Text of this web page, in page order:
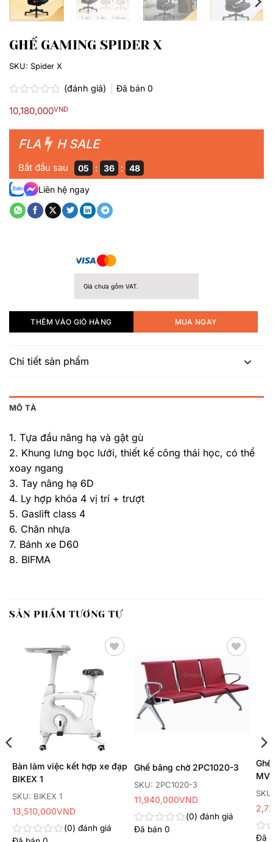
GHẾ GAMING SPIDER X
xếp
0.0
(đánh giá) Đã bán 0
10,180,000VND
FLA H SALE
Bắt đầu sau 05 : 36 : 47
Liên hệ ngay
Giá chưa gồm VAT.
THÊM VÀO GIỎ HÀNG MUA NGAY
SKU: Spider X
Chi tiết sản phẩm
MÔ TẢ
1. Tựa đầu nâng hạ và gật gù
2. Khung lưng bọc lưới, thiết kế công thái học, có thể
xoay ngang
3. Tay nâng hạ 6D
4. Ly hợp khóa 4 vị trí + trượt
5. Gaslift class 4
6. Chân nhựa
7. Bánh xe D60
8. BIFMA
SẢN PHẨM TƯƠNG TỰ
SKU: BIKEX 1
Bàn làm việc kết hợp xe đạp
BIKEX 1
0
đánh giá
13,510,000VND
yêu
thích
SKU: 2PC1020-3
Ghế băng chờ 2PC1020-3
Được
0
đánh giá
Đã bán 0
11,940,000VND
MV
Đã